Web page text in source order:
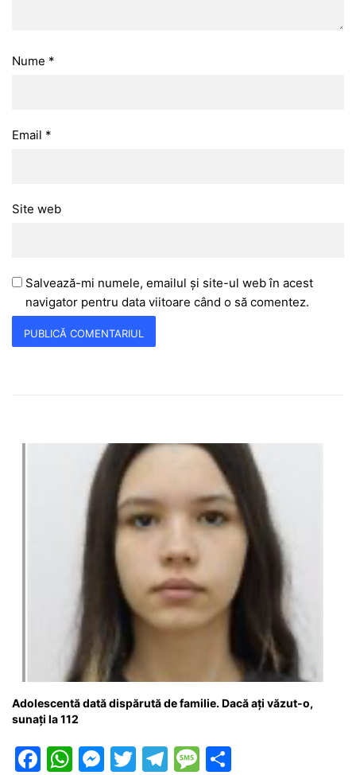
Nume *
Email *
Site web
Salvează-mi numele, emailul și site-ul web în acest
navigator pentru data viitoare când o să comentez.
Adolescentă dată dispărută de familie. Dacă ați văzut-o,
sunați la 112
F
W M T
T
M